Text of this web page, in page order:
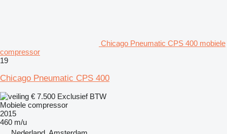
Chicago Pneumatic CPS 400 mobiele
compressor
19
Chicago Pneumatic CPS 400
€ 7.500 Exclusief BTW
Mobiele compressor
2015
460 m/u